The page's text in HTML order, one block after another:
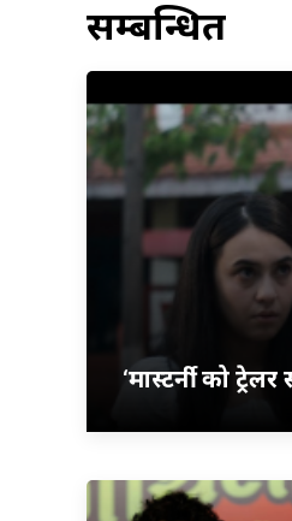
सम्बन्धित
‘मास्टर्नी’ को